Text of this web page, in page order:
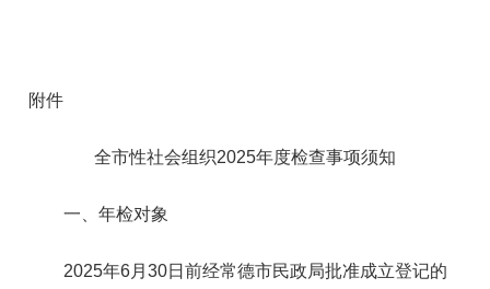
附件
全市性社会组织2025年度检查事项须知
一、年检对象
2025年6月30日前经常德市民政局批准成立登记的